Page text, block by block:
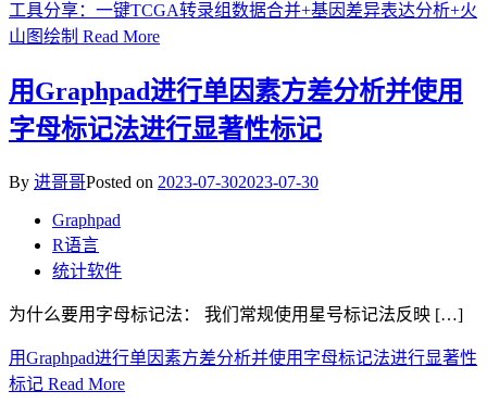
工具分享：一键TCGA转录组数据合并+基因差异表达分析+火
山图绘制 Read More
用Graphpad进行单因素方差分析并使用
字母标记法进行显著性标记
By 进哥哥Posted on 2023-07-302023-07-30
Graphpad
R语言
统计软件
为什么要用字母标记法： 我们常规使用星号标记法反映 […]
用Graphpad进行单因素方差分析并使用字母标记法进行显著性
标记 Read More